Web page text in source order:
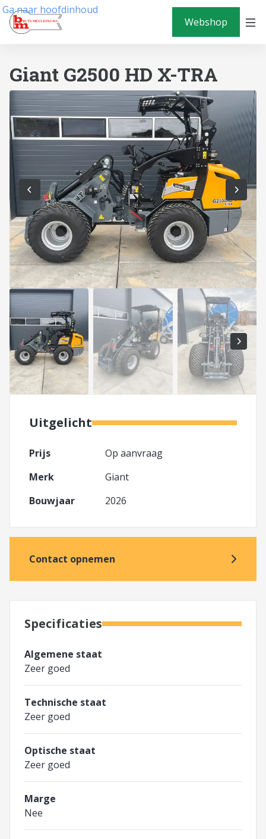
Ga naar hoofdinhoud
Webshop
Giant G2500 HD X-TRA
Uitgelicht
Prijs
Op aanvraag
Merk
Giant
Bouwjaar
2026
Contact opnemen
Specificaties
Algemene staat
Zeer goed
Technische staat
Zeer goed
Optische staat
Zeer goed
Marge
Nee